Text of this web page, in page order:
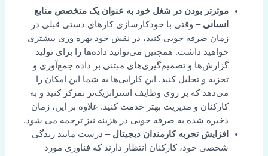
موثرتر بودن در شغل خود به عنوان یک متخصص منابع
انسانی – وقتی با خودکارسازی کارهای دستی قبلی در
زمان صرفه جویی کنید، در نقش خود بهره وری بیشتری
خواهید داشت. همچنین می‌توانید داده‌ها را برای تولید
گزارش‌ها و تصمیم‌گیری‌های مبتنی بر داده جمع‌آوری و
تجزیه و تحلیل کنید. این کارایی‌ها به شما این امکان را
می‌دهد که بر روی وظایف استراتژیک‌تر تمرکز کنید و به
کارکنان و مدیریت بهتر خدمت کنید. علاوه بر این، زمان
ذخیره شده به صرفه جویی در هزینه نیز ترجمه می شود.
افزایش تجربه کارمندان دیجیتال – درست مانند زندگی
شخصی خود، کارکنان انتظار دارند که فناوری مورد